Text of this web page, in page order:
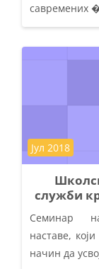
савремених
служби
Kategorija kursa
Јул 2018
Семинар
наставе,
начин да